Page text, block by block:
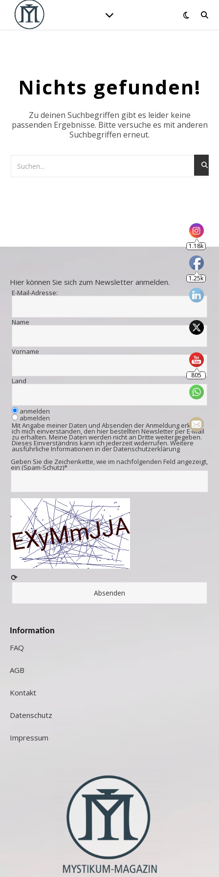
Nichts gefunden!
Zu deinen Suchbegriffen gibt es leider keine
passenden Ergebnisse. Bitte versuche es mit anderen
Suchbegriffen erneut.
Hier können Sie sich zum Newsletter anmelden.
E-Mail-Adresse:
Name
Vorname
Land
anmelden
abmelden
Mit Angabe meiner Daten und Absenden der Anmeldung erkläre
ich mich einverstanden, den hier bestellten Newsletter per E-Mail
zu erhalten. Meine Daten werden nicht an Dritte weitergegeben.
Dieses Einverständnis kann ich jederzeit widerrufen. Weitere
ausführliche Informationen in der Datenschutzerklärung
Geben Sie die Zeichenkette, wie im nachfolgenden Feld angezeigt,
ein (Spam-Schutz)*
⟳
Information
FAQ
AGB
Kontakt
Datenschutz
Impressum
1.18k
1.25k
805